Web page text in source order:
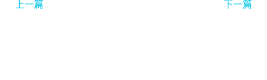
上一篇
下一篇